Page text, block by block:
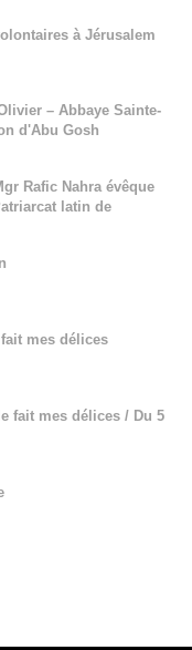
à Jérusalem
– Abbaye Sainte-
d'Abu Gosh
Rafic Nahra évêque
latin de
mes délices
fait mes délices / Du 5